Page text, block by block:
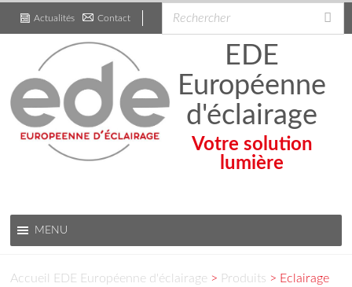
Contact
Actualités
EDE
Européenne
d'éclairage
Votre solution
lumière
MENU
Accueil EDE Européenne d'éclairage > Produits > Eclairage